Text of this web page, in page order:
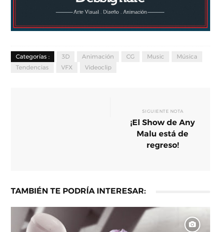
Categorías : 3D Animación CG Music
Música
Tendencias
VFX Videoclip
SIGUIENTE NOTA
¡El Show de Any
Malu está de
regreso!
TAMBIÉN TE PODRÍA INTERESAR: